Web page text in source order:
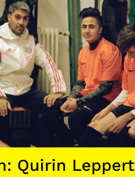
Quirin Leppert